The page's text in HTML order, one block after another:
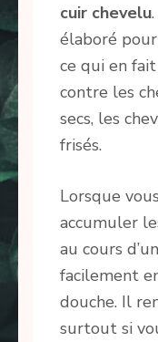
cuir chevelu
élaboré
ce qui en
contre les
secs, les
frisés.
Lorsque
accumuler
au cours
facilement
douche. Il
surtout si